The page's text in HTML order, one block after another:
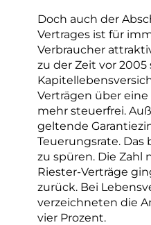
Doch auch der
Vertrages ist für
Verbraucher
zu der Zeit vor
Verträgen über
mehr steuerfrei.
geltende
Teuerungsrate.
zu spüren. Die Zahl
Riester-Verträge
zurück. Bei
verzeichneten die
vier Prozent.